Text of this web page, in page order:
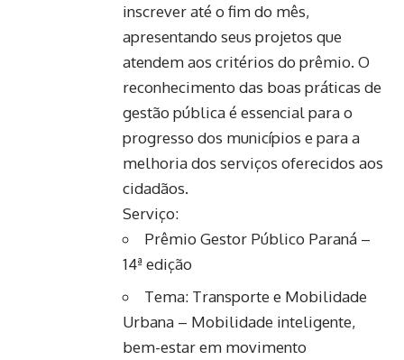
inscrever até o fim do mês,
apresentando seus projetos que
atendem aos critérios do prêmio. O
reconhecimento das boas práticas de
gestão pública é essencial para o
progresso dos municípios e para a
melhoria dos serviços oferecidos aos
cidadãos.
Serviço:
Prêmio Gestor Público Paraná –
14ª edição
Tema: Transporte e Mobilidade
Urbana – Mobilidade inteligente,
bem-estar em movimento